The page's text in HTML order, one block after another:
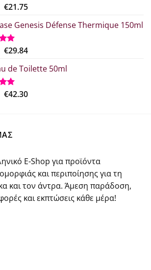
Original
was:
€29.00.
€21.75Η
τιμή
€21.75.
Genesis Défense Thermique 150ml
Original
was:
€37.30.
€29.84Η
τιμή
€29.84.
de Toilette 50ml
Original
€42.30Η
E-Shop για προϊόντα
και περιποίησης για τη
και τον άντρα. Άμεση παράδοση,
και εκπτώσεις κάθε μέρα!